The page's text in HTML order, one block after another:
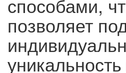
способами,
позволяет